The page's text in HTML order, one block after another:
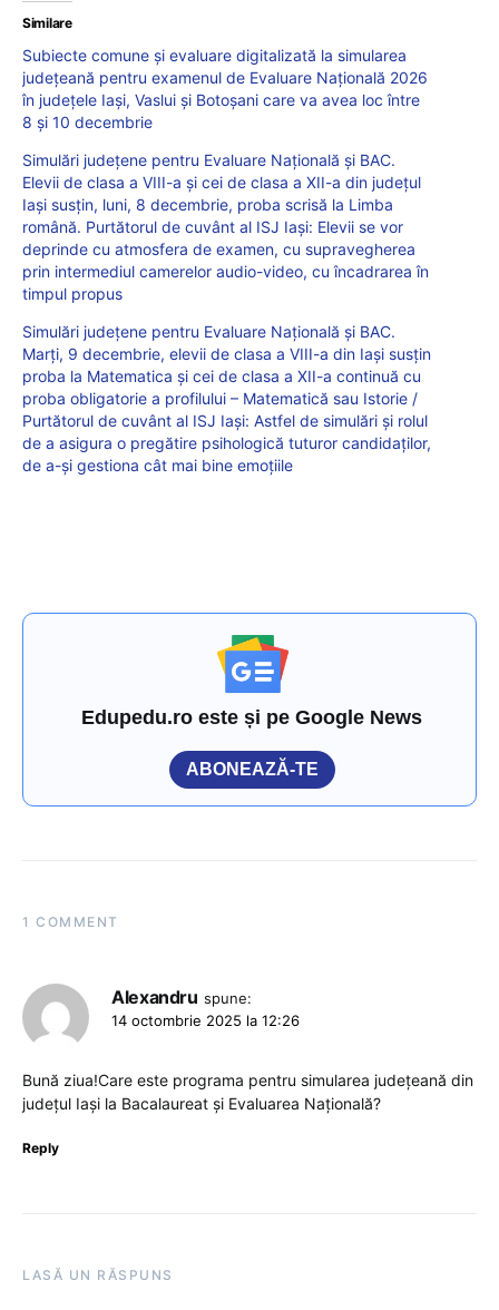
Similare
Subiecte comune și evaluare digitalizată la simularea
județeană pentru examenul de Evaluare Națională 2026
în județele Iași, Vaslui și Botoșani care va avea loc între
8 și 10 decembrie
Simulări județene pentru Evaluare Națională și BAC.
Elevii de clasa a VIII-a și cei de clasa a XII-a din județul
Iași susțin, luni, 8 decembrie, proba scrisă la Limba
română. Purtătorul de cuvânt al ISJ Iași: Elevii se vor
deprinde cu atmosfera de examen, cu supravegherea
prin intermediul camerelor audio-video, cu încadrarea în
timpul propus
Simulări județene pentru Evaluare Națională și BAC.
Marți, 9 decembrie, elevii de clasa a VIII-a din Iași susțin
proba la Matematica și cei de clasa a XII-a continuă cu
proba obligatorie a profilului – Matematică sau Istorie /
Purtătorul de cuvânt al ISJ Iași: Astfel de simulări şi rolul
de a asigura o pregătire psihologică tuturor candidaţilor,
de a-şi gestiona cât mai bine emoţiile
Edupedu.ro este și pe Google News
ABONEAZĂ-TE
1 COMMENT
Alexandru spune:
14 octombrie 2025 la 12:26
Bună ziua!Care este programa pentru simularea județeană din
județul Iași la Bacalaureat și Evaluarea Națională?
Reply
LASĂ UN RĂSPUNS